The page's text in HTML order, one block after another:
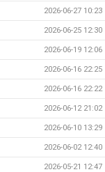
2026-06-27 10:23
2026-06-25 12:30
2026-06-19 12:06
2026-06-16 22:25
2026-06-16 22:22
2026-06-12 21:02
2026-06-10 13:29
2026-06-02 12:40
2026-05-21 12:47